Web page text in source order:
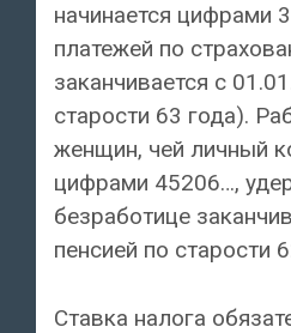
начинается цифрами
платежей по
заканчивается с
старости 63 года).
женщин, чей личный
цифрами 45206…,
безработице
пенсией по старости
Ставка налога